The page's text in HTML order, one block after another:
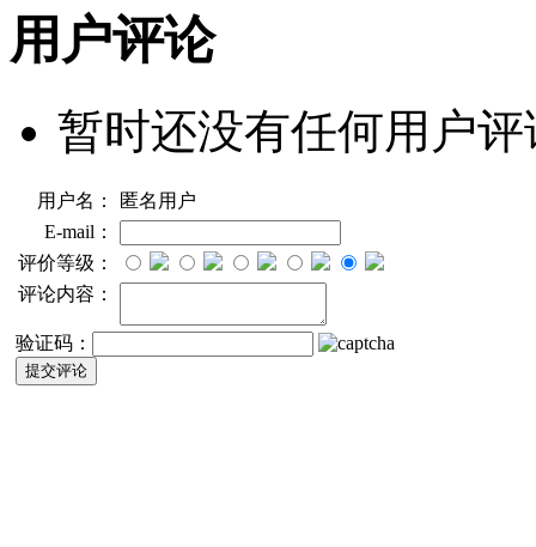
用户评论
暂时还没有任何用户评
用户名：
匿名用户
E-mail：
评价等级：
评论内容：
验证码：